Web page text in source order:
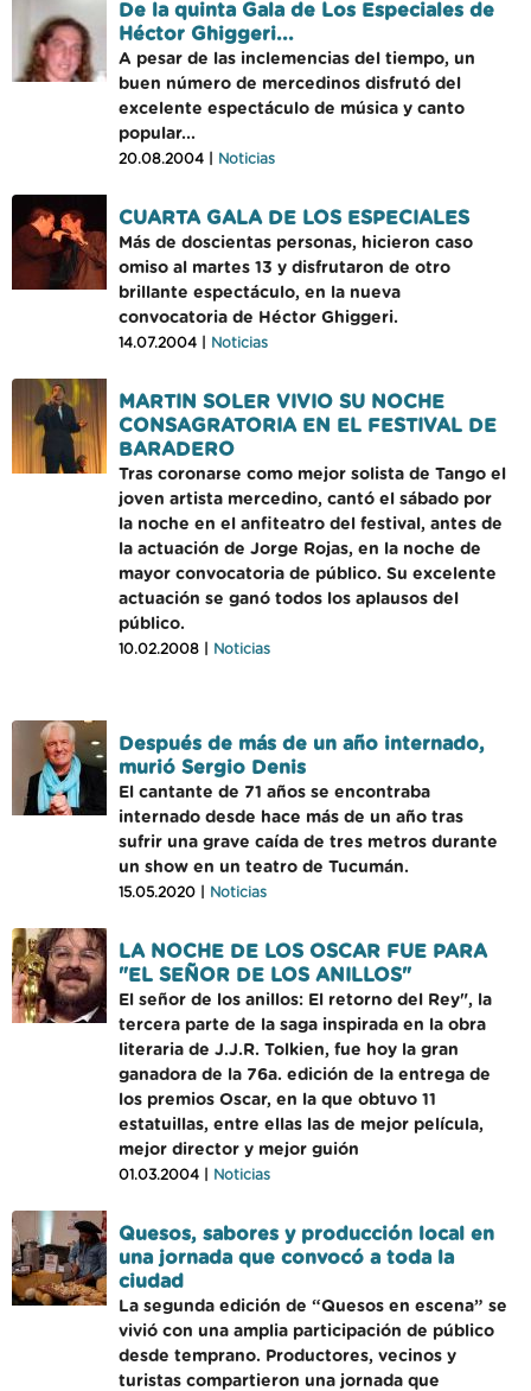
De la quinta Gala de Los Especiales de
Héctor Ghiggeri...
A pesar de las inclemencias del tiempo, un
buen número de mercedinos disfrutó del
excelente espectáculo de música y canto
popular...
20.08.2004 | Noticias
CUARTA GALA DE LOS ESPECIALES
Más de doscientas personas, hicieron caso
omiso al martes 13 y disfrutaron de otro
brillante espectáculo, en la nueva
convocatoria de Héctor Ghiggeri.
14.07.2004 | Noticias
MARTIN SOLER VIVIO SU NOCHE
CONSAGRATORIA EN EL FESTIVAL DE
BARADERO
Tras coronarse como mejor solista de Tango el
joven artista mercedino, cantó el sábado por
la noche en el anfiteatro del festival, antes de
la actuación de Jorge Rojas, en la noche de
mayor convocatoria de público. Su excelente
actuación se ganó todos los aplausos del
público.
10.02.2008 | Noticias
Después de más de un año internado,
murió Sergio Denis
El cantante de 71 años se encontraba
internado desde hace más de un año tras
sufrir una grave caída de tres metros durante
un show en un teatro de Tucumán.
15.05.2020 | Noticias
LA NOCHE DE LOS OSCAR FUE PARA
"EL SEÑOR DE LOS ANILLOS"
El señor de los anillos: El retorno del Rey", la
tercera parte de la saga inspirada en la obra
literaria de J.J.R. Tolkien, fue hoy la gran
ganadora de la 76a. edición de la entrega de
los premios Oscar, en la que obtuvo 11
estatuillas, entre ellas las de mejor película,
mejor director y mejor guión
01.03.2004 | Noticias
Quesos, sabores y producción local en
una jornada que convocó a toda la
ciudad
La segunda edición de “Quesos en escena” se
vivió con una amplia participación de público
desde temprano. Productores, vecinos y
turistas compartieron una jornada que